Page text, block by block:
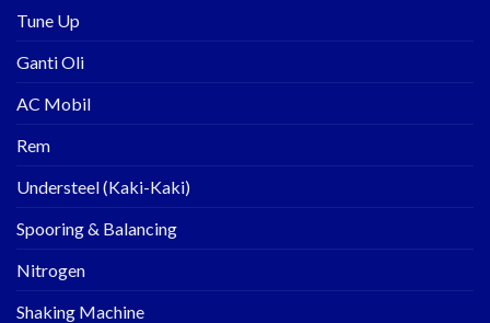
Tune Up
Ganti Oli
AC Mobil
Rem
Understeel (Kaki-Kaki)
Spooring & Balancing
Nitrogen
Shaking Machine